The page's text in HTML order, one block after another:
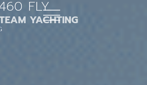
FLY
YACHTING